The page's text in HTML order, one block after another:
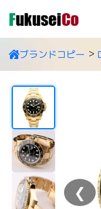
ブランドコピー
❮